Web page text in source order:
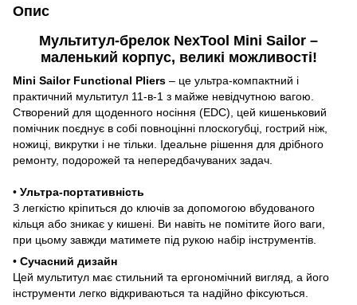
Опис
Мультитул-брелок NexTool Mini Sailor –
маленький корпус, великі можливості!
Mini Sailor Functional Pliers – це ультра-компактний і
практичний мультитул 11-в-1 з майже невідчутною вагою.
Створений для щоденного носіння (EDC), цей кишеньковий
помічник поєднує в собі повноцінні плоскогубці, гострий ніж,
ножиці, викрутки і не тільки. Ідеальне рішення для дрібного
ремонту, подорожей та непередбачуваних задач.
• Ультра-портативність
З легкістю кріпиться до ключів за допомогою вбудованого
кільця або зникає у кишені. Ви навіть не помітите його ваги,
при цьому завжди матимете під рукою набір інструментів.
• Сучасний дизайн
Цей мультитул має стильний та ергономічний вигляд, а його
інструменти легко відкриваються та надійно фіксуються.